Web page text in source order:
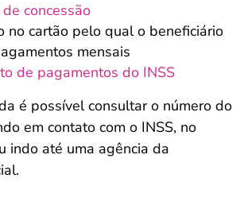
concessão
no cartão pelo qual o beneficiário
mensais
de pagamentos do INSS
é possível consultar o número do
em contato com o INSS, no
indo até uma agência da